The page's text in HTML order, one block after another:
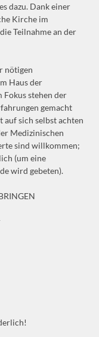
dazu. Dank einer
Kirche im
Teilnahme an der
nötigen
Haus der
Fokus stehen der
gemacht
auf sich selbst achten
Medizinischen
sind willkommen;
(um eine
wird gebeten).